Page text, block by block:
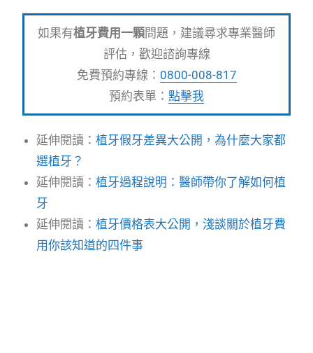
如果有植牙費用一顆問題，建議尋求專業醫師
評估，歡迎諮詢專線
免費預約專線： 0800-008-817
預約表單： 點擊我
延伸閱讀：植牙假牙差異大公開，為什麼大家都
選植牙？
延伸閱讀：植牙過程說明：醫師帶你了解如何植
牙
延伸閱讀：植牙價格表大公開，淺談關於植牙費
用你該知道的四件事